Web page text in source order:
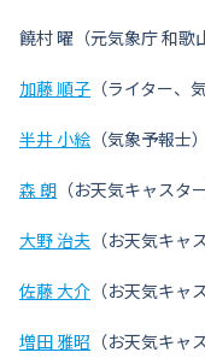
饒村 曜（元気象庁 和歌
加藤 順子 （ライター、
半井 小絵 （気象予報士）
森 朗 （お天気キャスター
大野 治夫 （お天気キャ
佐藤 大介 （お天気キャ
増田 雅昭 （お天気キャ